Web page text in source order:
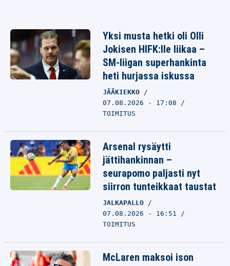
Yksi musta hetki oli Olli
Jokisen HIFK:lle liikaa –
SM-liigan superhankinta
heti hurjassa iskussa
JÄÄKIEKKO
07.08.2026 - 17:08
TOIMITUS
Arsenal rysäytti
jättihankinnan –
seurapomo paljasti nyt
siirron tunteikkaat taustat
JALKAPALLO
07.08.2026 - 16:51
TOIMITUS
McLaren maksoi ison